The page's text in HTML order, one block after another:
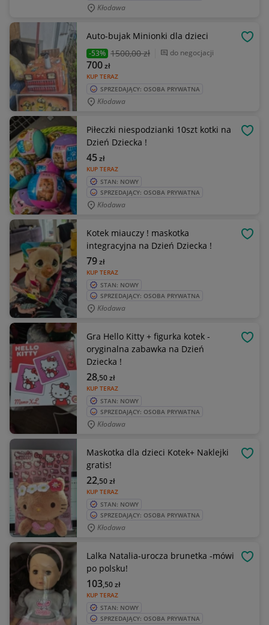
Kłodawa
Auto-bujak Minionki dla dzieci
-53% 1500,00 zł do negocjacji
KUP TERAZ
700zł
SPRZEDAJĄCY: OSOBA PRYWATNA
Kłodawa
Piłeczki niespodzianki 10szt kotki na
Dzień Dziecka !
KUP TERAZ
45zł
STAN: NOWY
SPRZEDAJĄCY: OSOBA PRYWATNA
Kłodawa
Kotek miauczy ! maskotka
integracyjna na Dzień Dziecka !
KUP TERAZ
79zł
STAN: NOWY
SPRZEDAJĄCY: OSOBA PRYWATNA
Kłodawa
Gra Hello Kitty + figurka kotek -
oryginalna zabawka na Dzień
Dziecka !
KUP TERAZ
28,50zł
STAN: NOWY
SPRZEDAJĄCY: OSOBA PRYWATNA
Kłodawa
Maskotka dla dzieci Kotek+ Naklejki
gratis!
KUP TERAZ
22,50zł
STAN: NOWY
SPRZEDAJĄCY: OSOBA PRYWATNA
Kłodawa
Lalka Natalia-urocza brunetka -mówi
po polsku!
KUP TERAZ
103,50zł
STAN: NOWY
SPRZEDAJĄCY: OSOBA PRYWATNA